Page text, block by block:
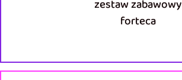
zestaw zabawowy
forteca